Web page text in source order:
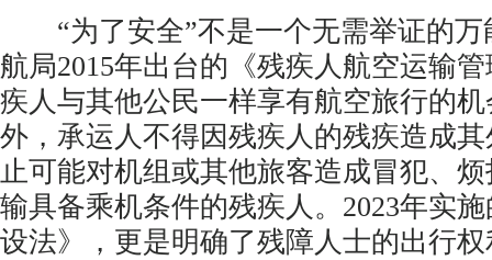
“为了安全”不是一个无需举证的万
航局2015年出台的《残疾人航空运输
疾人与其他公民一样享有航空旅行的
外，承运人不得因残疾人的残疾造成
止可能对机组或其他旅客造成冒犯、
输具备乘机条件的残疾人。2023年实
设法》，更是明确了残障人士的出行